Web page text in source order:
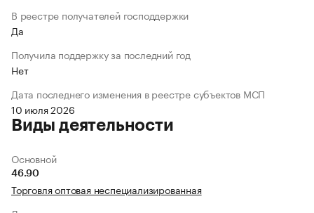
В реестре получателей господдержки
Да
Получила поддержку за последний год
Нет
Дата последнего изменения в реестре субъектов МСП
10 июля 2026
Виды деятельности
Основной
46.90
Торговля оптовая неспециализированная